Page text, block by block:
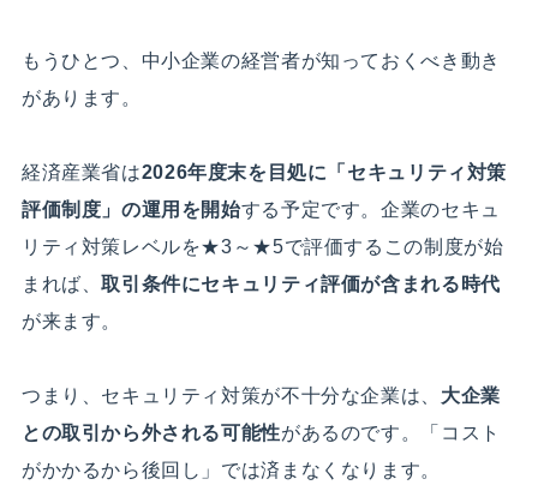
もうひとつ、中小企業の経営者が知っておくべき動き
があります。
経済産業省は2026年度末を目処に「セキュリティ対策
評価制度」の運用を開始する予定です。企業のセキュ
リティ対策レベルを★3～★5で評価するこの制度が始
まれば、取引条件にセキュリティ評価が含まれる時代
が来ます。
つまり、セキュリティ対策が不十分な企業は、 大企業
との取引から外される可能性があるのです。「コスト
がかかるから後回し」では済まなくなります。